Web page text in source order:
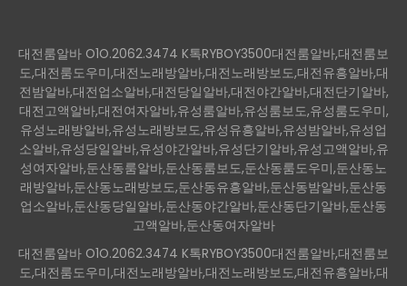
대전룸알바 O1O.2062.3474 K톡RYBOY3500대전룸알바,대전룸보
도,대전룸도우미,대전노래방알바,대전노래방보도,대전유흥알바,대
전밤알바,대전업소알바,대전당일알바,대전야간알바,대전단기알바,
대전고액알바,대전여자알바,유성룸알바,유성룸보도,유성룸도우미,
유성노래방알바,유성노래방보도,유성유흥알바,유성밤알바,유성업
소알바,유성당일알바,유성야간알바,유성단기알바,유성고액알바,유
성여자알바,둔산동룸알바,둔산동룸보도,둔산동룸도우미,둔산동노
래방알바,둔산동노래방보도,둔산동유흥알바,둔산동밤알바,둔산동
업소알바,둔산동당일알바,둔산동야간알바,둔산동단기알바,둔산동
고액알바,둔산동여자알바
대전룸알바 O1O.2062.3474 K톡RYBOY3500대전룸알바,대전룸보
도,대전룸도우미,대전노래방알바,대전노래방보도,대전유흥알바,대